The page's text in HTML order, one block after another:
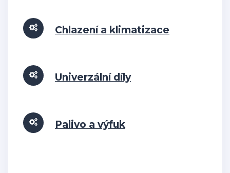
Chlazení a klimatizace
Univerzální díly
Palivo a výfuk